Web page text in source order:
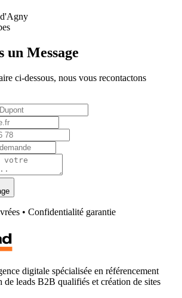
un Message
ci-dessous, nous vous recontactons
• Confidentialité garantie
digitale spécialisée en référencement
de leads B2B qualifiés et création de sites